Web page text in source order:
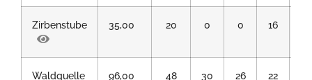
Zirbenstube 35,00 20 0 0 16
Waldquelle 96,00 48 30 26 22